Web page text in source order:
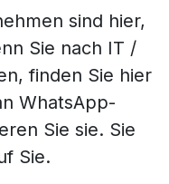
sind hier,
Sie nach IT /
finden Sie hier
WhatsApp-
Sie sie. Sie
Sie.